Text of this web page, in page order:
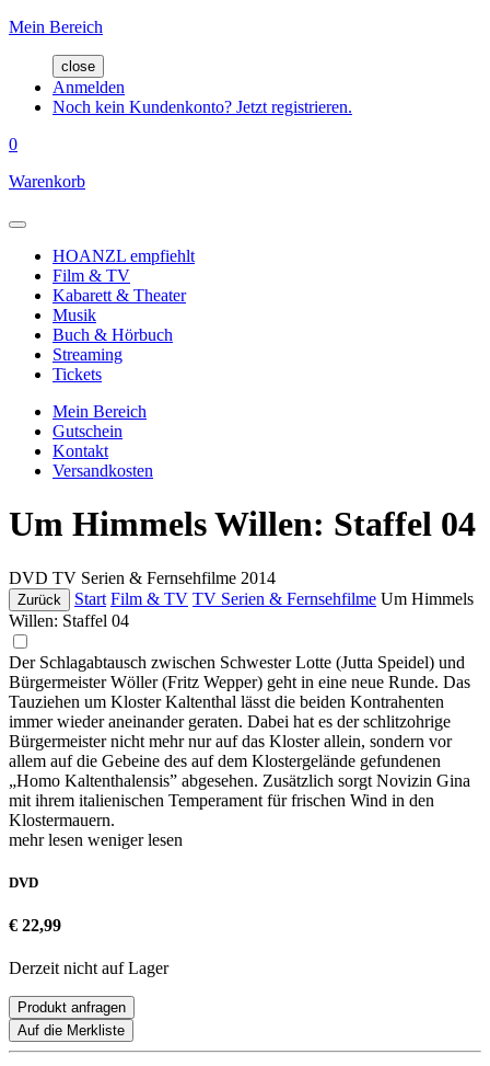
Mein Bereich
close
Anmelden
Noch kein Kundenkonto? Jetzt registrieren.
0
Warenkorb
HOANZL empfiehlt
Film & TV
Kabarett & Theater
Musik
Buch & Hörbuch
Streaming
Tickets
Mein Bereich
Gutschein
Kontakt
Versandkosten
Um Himmels Willen: Staffel 04
DVD TV Serien & Fernsehfilme 2014
Zurück Start Film & TV TV Serien & Fernsehfilme Um Himmels
Willen: Staffel 04
Der Schlagabtausch zwischen Schwester Lotte (Jutta Speidel) und
Bürgermeister Wöller (Fritz Wepper) geht in eine neue Runde. Das
Tauziehen um Kloster Kaltenthal lässt die beiden Kontrahenten
immer wieder aneinander geraten. Dabei hat es der schlitzohrige
Bürgermeister nicht mehr nur auf das Kloster allein, sondern vor
allem auf die Gebeine des auf dem Klostergelände gefundenen
„Homo Kaltenthalensis” abgesehen. Zusätzlich sorgt Novizin Gina
mit ihrem italienischen Temperament für frischen Wind in den
Klostermauern.
mehr lesen weniger lesen
DVD
€ 22,99
Derzeit nicht auf Lager
Produkt anfragen
Auf die Merkliste